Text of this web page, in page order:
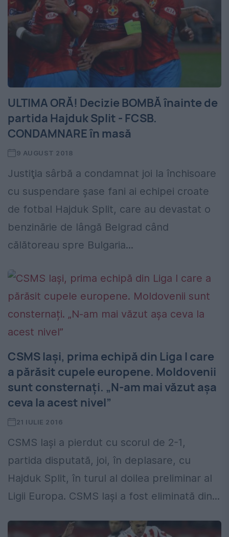
ULTIMA ORĂ! Decizie BOMBĂ înainte de
partida Hajduk Split - FCSB.
CONDAMNARE în masă
9 AUGUST 2018
Justiţia sârbă a condamnat joi la închisoare
cu suspendare şase fani ai echipei croate
de fotbal Hajduk Split, care au devastat o
benzinărie de lângă Belgrad când
călătoreau spre Bulgaria...
CSMS Iași, prima echipă din Liga I care
a părăsit cupele europene. Moldovenii
sunt consternați. „N-am mai văzut așa
ceva la acest nivel”
21 IULIE 2016
CSMS Iași a pierdut cu scorul de 2-1,
partida disputată, joi, în deplasare, cu
Hajduk Split, în turul al doilea preliminar al
Ligii Europa. CSMS Iași a fost eliminată din...